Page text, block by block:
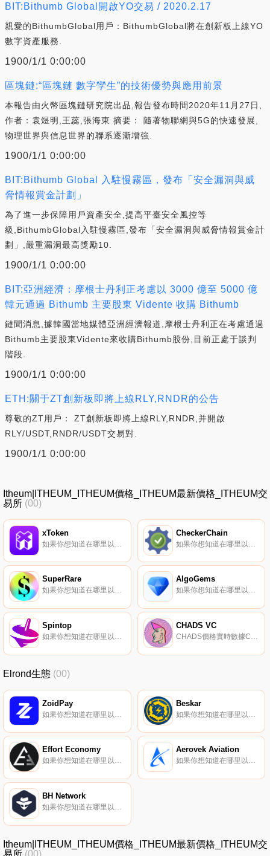
BIT:Bithumb Global開啟YO交易 / 2020.2.17
親愛的BithumbGlobal用戶：BithumbGlobal將在創新板上線YO
數字資產服務.
1900/1/1 0:00:00
區塊鏈:“區塊鏈 數字孿生”的技術優勢與應用前景
本報告由火幣區塊鏈研究院出品,報告發布時間2020年11月27日,
作者：袁煜明,王蕊,張海東 摘要： 隨著物聯網與5G的快速發展,
物理世界與信息世界的聯系逐漸增強.
1900/1/1 0:00:00
BIT:Bithumb Global 入駐慢霧區，發布「安全漏洞與威
脅情報賞金計劃」
為了進一步保障用戶資產安全,提高平臺安全風控等
級,BithumbGlobal入駐慢霧區,發布「安全漏洞與威脅情報賞金計
劃」,嚴重漏洞最高獎勵10.
1900/1/1 0:00:00
BIT:亞洲經濟：摩根士丹利正考慮以 3000 億至 5000 億
韓元通過 Bithumb 主要股東 Vidente 收購 Bithumb
鏈聞消息,據韓國當地媒體亞洲經濟報道,摩根士丹利正在考慮通過
Bithumb主要股東Vidente來收購Bithumb股份,目前正處于談判
階段.
1900/1/1 0:00:00
ETH:關于ZT創新板即將上線RLY,RNDR的公告
尊敬的ZT用戶： ZT創新板即將上線RLY,RNDR,并開啟
RLY/USDT,RNDR/USDT交易對.
1900/1/1 0:00:00
Itheum|ITHEUM_ITHEUM價格_ITHEUM最新價格_ITHEUM交
易所 (00)
xToken CheckerChain
SuperRare
如果你想知道在哪里以當前價格購買SuperRare,目前交易{SuperRare]股票的頂級加密貨幣交易所是Binance、Bitrue、Bitget、LBank和BingX。您可以在我們的加密貨幣交易所頁面上找到其他列表.
AlgoGems
如果你想知道在哪里以當前價格購買AlgoGems,目前交易{AlgoGems]股票的頂級加密貨幣交易所是ProBit Global和Tinyman。您可以在我們的加密貨幣交易所頁面上找到其他列表。Algorems是一個DAO為Algorand區塊鏈策劃和管理的NFT市場.
Spintop
如果你想知道在哪里以當前價格購買Spintop,目前交易{Spintop]股票的頂級加密貨幣交易所是PancakeSwap（V2）。您可以在我們的加密貨幣交易所頁面上找到其他列表。Spintop是下一代區塊鏈游戲中心,旨在利用web3的新工具為玩家、交易員和投資者提供全面的體驗.
CHADS VC
CHADS價格實時數據CHADS代幣被描述為一種利用新型燃燒曲線機制的通貨緊縮硬幣的社會實驗。用戶出售或轉讓CHADS的價格越低,他們的代幣被燒毀的數量就越多.
Elrond生態 (00)
ZoidPay Beskar
Effort Economy
如果你想知道在哪里以當前價格購買Effort Economy,目前交易{Effort Economy]股票的頂級加密貨幣交易所是Maiar exchange。您可以在我們的加密貨幣交易所頁面上找到其他列表。Effort Economy正在創造一種在努力賺錢類別下的應用經濟.
Aerovek Aviation
如果你想知道在哪里以當前價格購買Aerovek Aviation,目前交易{Aerovek Aviation]股票的頂級加密貨幣交易所是Maiar exchange。您可以在我們的加密貨幣交易所頁面上找到其他列表.
BH Network
如果你想知道在哪里以當前價格購買BH Network,目前交易{BH Network]股票的頂級加密貨幣交易所是BitMart和Maiar Exchange。您可以在我們的加密貨幣交易所頁面上找到其他列表.
Itheum|ITHEUM_ITHEUM價格_ITHEUM最新價格_ITHEUM交
易所 (00)